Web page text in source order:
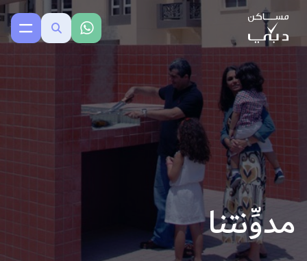
مدوِّنتنا